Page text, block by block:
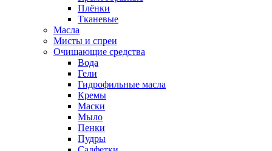
Плёнки
Тканевые
Масла
Мисты и спреи
Очищающие средства
Вода
Гели
Гидрофильные масла
Кремы
Маски
Мыло
Пенки
Пудры